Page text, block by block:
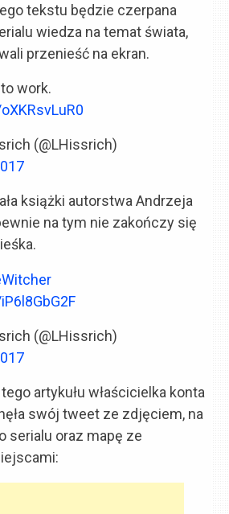
tekstu będzie czerpana
wiedza na temat świata,
przenieść na ekran.
work.
(@LHissrich)
książki autorstwa Andrzeja
na tym nie zakończy się
(@LHissrich)
artykułu właścicielka konta
swój tweet ze zdjęciem, na
serialu oraz mapę ze